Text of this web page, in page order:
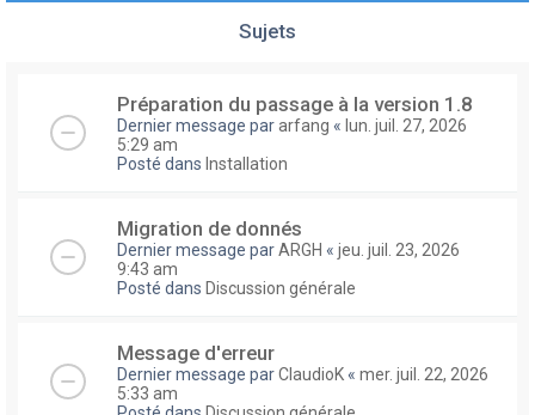
Sujets
Préparation du passage à la version 1.8
Dernier message pararfang « lun. juil. 27, 2026
5:29 am
Posté dans Installation
Migration de donnés
Dernier message parARGH « jeu. juil. 23, 2026
9:43 am
Posté dans Discussion générale
Message d'erreur
Dernier message parClaudioK « mer. juil. 22, 2026
5:33 am